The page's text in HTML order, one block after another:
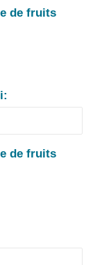
de fruits
de fruits